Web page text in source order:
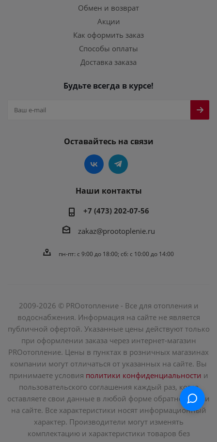
Обмен и возврат
Акции
Как оформить заказ
Способы оплаты
Доставка заказа
Будьте всегда в курсе!
Оставайтесь на связи
Наши контакты
+7 (473) 202-07-56
zakaz@prootoplenie.ru
пн-пт: c 9:00 до 18:00; сб: с 10:00 до 14:00
2009-2026 © PROотопление - Все для отопления и
водоснабжения. Информация на сайте не является
публичной офертой. Указанные цены действуют только
при оформлении заказа через интернет-магазин
PROотопление. Цены в пунктах в розничных магазинах
компании могут отличаться от указанных на сайте. Вы
принимаете условия политики конфиденциальности и
пользовательского соглашения каждый раз, когда
оставляете свои данные в любой форме обратной связи
на сайте. Все характеристики носят информационный
характер. Производители могут изменять
комплектацию и характеристики товаров без